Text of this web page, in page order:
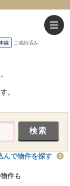
線 ご成約済み
。
んで物件を探す
件も